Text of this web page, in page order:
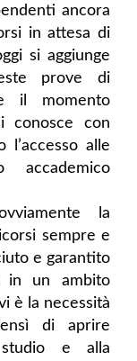
ancora
in attesa di
si aggiunge
prove di
il momento
conosce con
l’accesso alle
accademico
la
sempre e
e garantito
in un ambito
è la necessità
di aprire
studio e alla